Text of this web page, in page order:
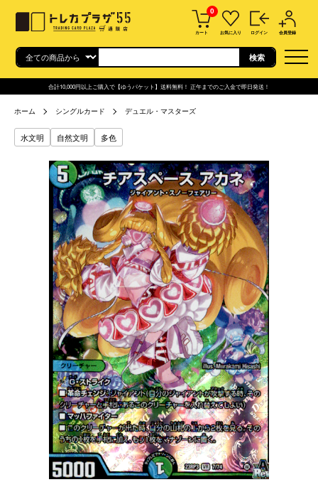
0
カート お気に入り ログイン 会員登録
合計10,000円以上ご購入で【ゆうパケット】送料無料！ 正午までのご入金で即日発送！
ホーム シングルカード デュエル・マスターズ
水文明 自然文明 多色